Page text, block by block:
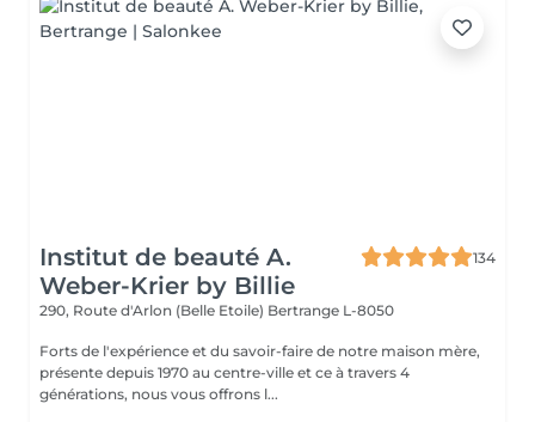
Institut de beauté A.
Weber-Krier by Billie
134
290, Route d'Arlon (Belle Etoile) Bertrange L-8050
Forts de l'expérience et du savoir-faire de notre maison mère,
présente depuis 1970 au centre-ville et ce à travers 4
générations, nous vous offrons l...